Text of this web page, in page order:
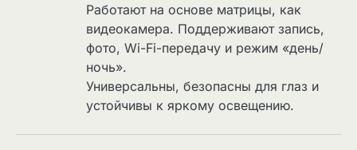
Работают на основе матрицы, как
видеокамера. Поддерживают запись,
фото, Wi-Fi-передачу и режим «день/
ночь».
Универсальны, безопасны для глаз и
устойчивы к яркому освещению.